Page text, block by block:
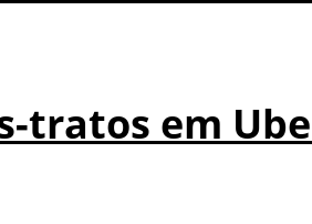
tratos em